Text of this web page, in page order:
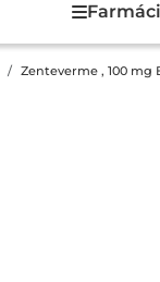
Zenteverme , 100 mg